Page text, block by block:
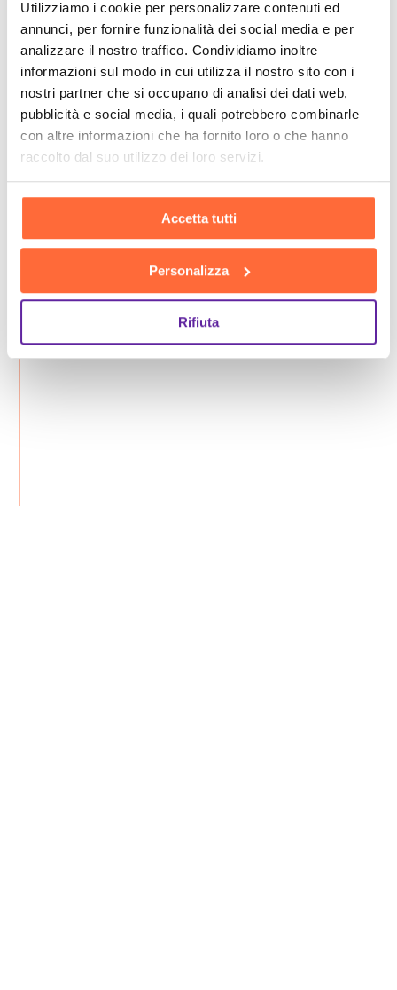
Utilizziamo i cookie per personalizzare contenuti ed
annunci, per fornire funzionalità dei social media e per
analizzare il nostro traffico. Condividiamo inoltre
informazioni sul modo in cui utilizza il nostro sito con i
nostri partner che si occupano di analisi dei dati web,
pubblicità e social media, i quali potrebbero combinarle
con altre informazioni che ha fornito loro o che hanno
raccolto dal suo utilizzo dei loro servizi.
Accetta tutti
Personalizza
Rifiuta